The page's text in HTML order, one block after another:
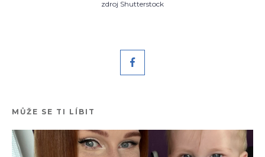
zdroj Shutterstock
MŮŽE SE TI LÍBIT